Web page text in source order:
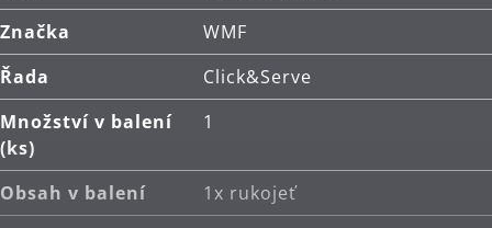
Značka
WMF
Řada
Click&Serve
Množství v balení
(ks)
1
Obsah v balení
1x rukojeť